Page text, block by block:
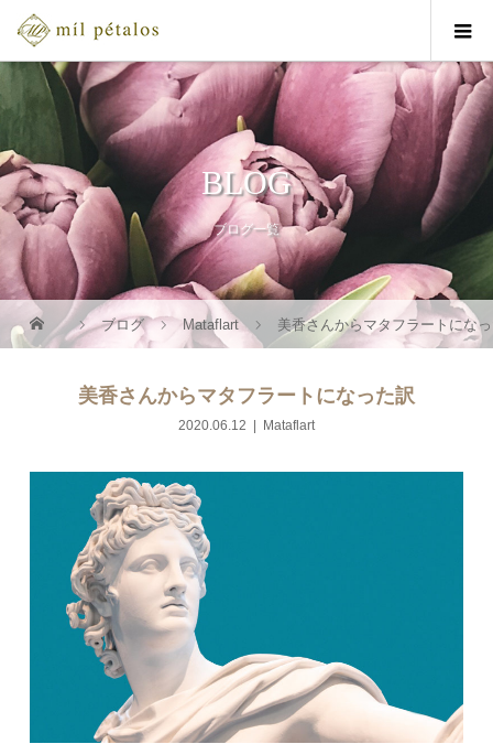
BLOG
ブログ一覧
ブログ Mataflart 美香さんからマタフラートにな
美香さんからマタフラートになった訳
2020.06.12 Mataflart